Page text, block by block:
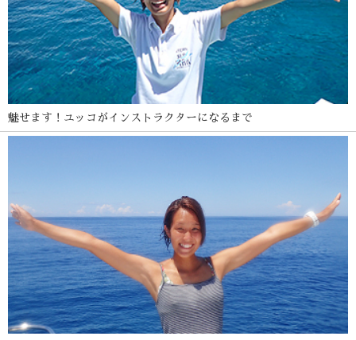
魅せます！ユッコがインストラクターになるまで